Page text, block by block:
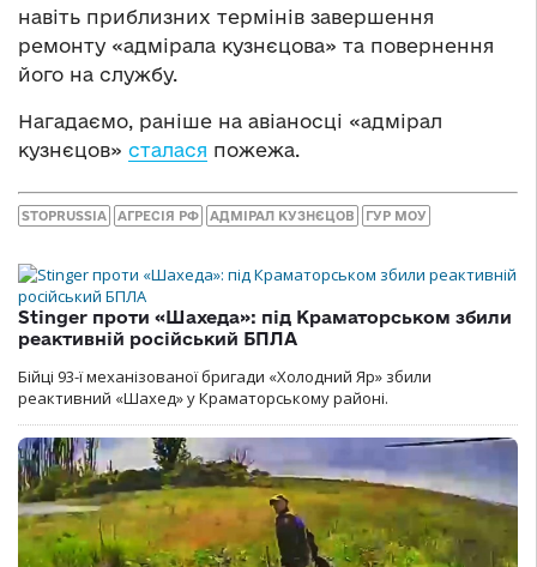
навіть приблизних термінів завершення
ремонту «адмірала кузнєцова» та повернення
його на службу.
Нагадаємо, раніше на авіаносці «адмірал
кузнєцов» сталася пожежа.
STOPRUSSIA АГРЕСІЯ РФ АДМІРАЛ КУЗНЄЦОВ ГУР МОУ
Stinger проти «Шахеда»: під Краматорськом збили
реактивній російський БПЛА
Бійці 93-ї механізованої бригади «Холодний Яр» збили
реактивний «Шахед» у Краматорському районі.